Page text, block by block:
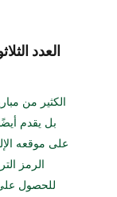
العدد
بل يقدم
على موقعه